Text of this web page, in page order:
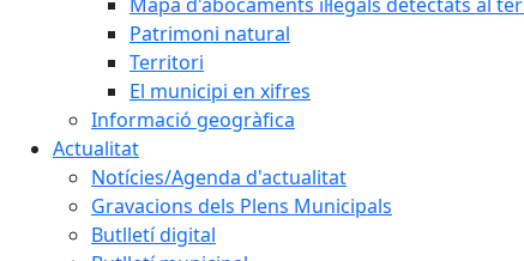
Patrimoni natural
Territori
El municipi en xifres
Informació geogràfica
Actualitat
Notícies/Agenda d'actualitat
Gravacions dels Plens Municipals
Butlletí digital